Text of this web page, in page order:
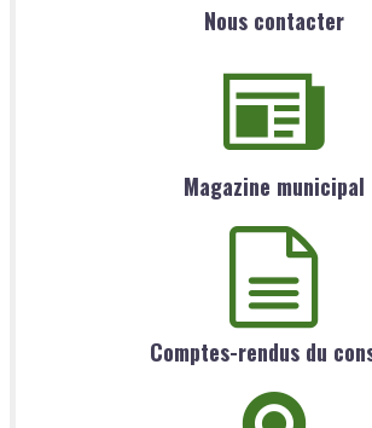
Nous contacter
Magazine municipal
Comptes-rendus du